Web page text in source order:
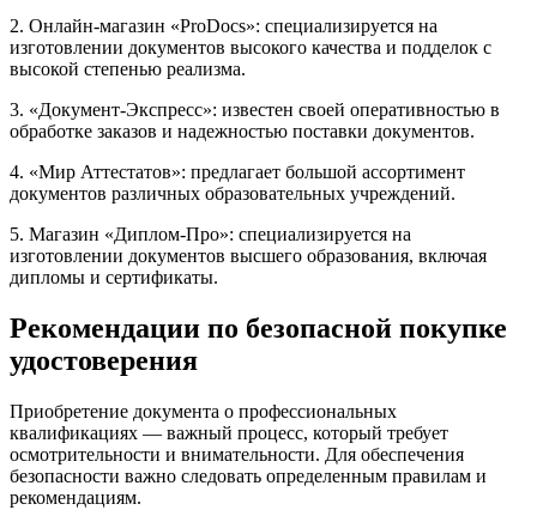
2. Онлайн-магазин «ProDocs»: специализируется на
изготовлении документов высокого качества и подделок с
высокой степенью реализма.
3. «Документ-Экспресс»: известен своей оперативностью в
обработке заказов и надежностью поставки документов.
4. «Мир Аттестатов»: предлагает большой ассортимент
документов различных образовательных учреждений.
5. Магазин «Диплом-Про»: специализируется на
изготовлении документов высшего образования, включая
дипломы и сертификаты.
Рекомендации по безопасной покупке
удостоверения
Приобретение документа о профессиональных
квалификациях — важный процесс, который требует
осмотрительности и внимательности. Для обеспечения
безопасности важно следовать определенным правилам и
рекомендациям.